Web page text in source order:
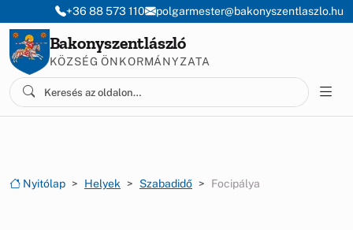
Ugrás a menüre
Ugrás a tartalomra
+36 88 573 110 polgarmester@bakonyszentlaszlo.hu
Bakonyszentlászló
KÖZSÉG ÖNKORMÁNYZATA
Nyitólap Helyek Szabadidő Focipálya